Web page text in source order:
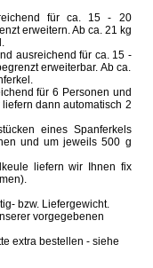
für ca. 15 - 20
erweitern. Ab ca. 21 kg
ausreichend für ca. 15 -
erweiterbar. Ab ca.
für 6 Personen und
dann automatisch 2
eines Spanferkels
und um jeweils 500 g
liefern wir Ihnen fix
bzw. Liefergewicht.
vorgegebenen
extra bestellen - siehe